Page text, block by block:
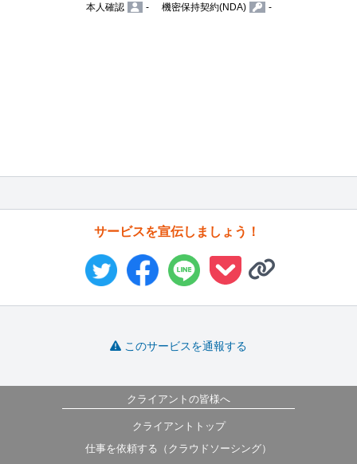
本人確認
- 機密保持契約(NDA) -
サービスを宣伝しましょう！
このサービスを通報する
クライアントの皆様へ
クライアントトップ
仕事を依頼する（クラウドソーシング）